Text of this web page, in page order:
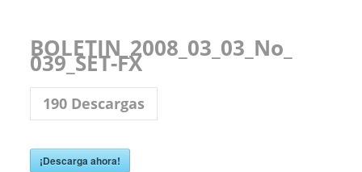
BOLETIN_2008_03_03_No_
039_SET-FX
190Descargas
¡Descarga ahora!